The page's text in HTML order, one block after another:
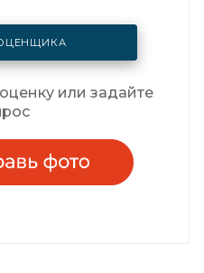
или задайте